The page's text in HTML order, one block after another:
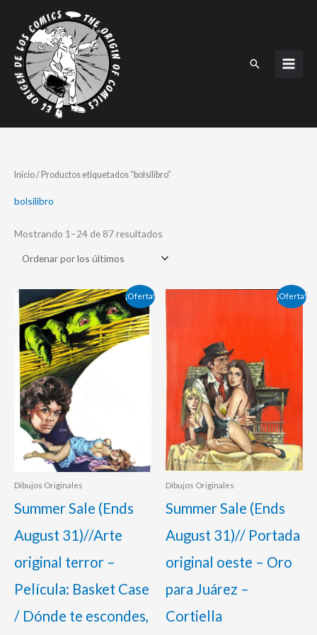
contenido
Buscar
Inicio/ Productos etiquetados “bolsilibro”
bolsilibro
Mostrando 1–24 de 87 resultados
Ordenado
por
¡Oferta!
Dibujos Originales
Summer Sale (Ends
August 31)//Arte
original terror –
Película: Basket Case
/ Dónde te escondes,
El
precio
original
era:
975,00 €.
El
precio
actual
es:
925,00 €.
¡Oferta!
Dibujos Originales
Summer Sale (Ends
August 31)// Portada
original oeste – Oro
para Juárez –
Cortiella
750,00 €.
precio
es: